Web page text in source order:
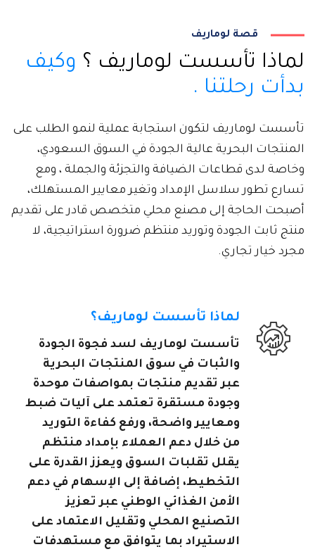
قصة لوماريف
لماذا تأسست لوماريف ؟ وكيف
بدأت رحلتنا .
تأسست لوماريف لتكون استجابة عملية لنمو الطلب على
المنتجات البحرية عالية الجودة في السوق السعودي،
وخاصة لدى قطاعات الضيافة والتجزئة والجملة ، ومع
تسارع تطور سلاسل الإمداد وتغير معايير المستهلك،
أصبحت الحاجة إلى مصنع محلي متخصص قادر على تقديم
منتج ثابت الجودة وتوريد منتظم ضرورة استراتيجية، لا
مجرد خيار تجاري.
لماذا تأسست لوماريف؟
تأسست لوماريف لسد فجوة الجودة
والثبات في سوق المنتجات البحرية
عبر تقديم منتجات بمواصفات موحدة
وجودة مستقرة تعتمد على آليات ضبط
ومعايير واضحة، ورفع كفاءة التوريد
من خلال دعم العملاء بإمداد منتظم
يقلل تقلبات السوق ويعزز القدرة على
التخطيط، إضافة إلى الإسهام في دعم
الأمن الغذائي الوطني عبر تعزيز
التصنيع المحلي وتقليل الاعتماد على
الاستيراد بما يتوافق مع مستهدفات